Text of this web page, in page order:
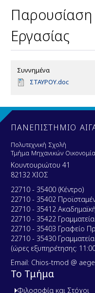
Παρουσίαση
Εργασίας
Συννημένα
D
u
e
n
t
ΣΤΑΥΡΟΥ.doc
ΠΑΝΕΠΙΣΤΗΜΙΟ
Πολυτεχνική Σχολή
Τμήμα Μηχανικών
Κουντουριώτου 41
82132 ΧΙΟΣ
22710 - 35400 (Κέντρο)
22710 - 35402
22710 - 35412
22710 - 35422
22710 - 35403 Γραφείο
22710 - 35430
(ώρες εξυπηρέτησης:
Email: Chios-tmod @
Το Τμήμα
Φιλοσοφία και Στόχοι